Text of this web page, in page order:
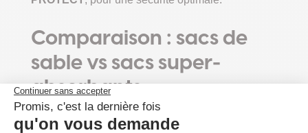
Comparaison : sacs de
sable vs sacs super-
absorbants
Critère
Sacs de
Sacs super-absorbants